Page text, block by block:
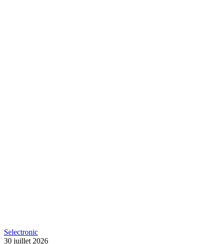
Selectronic
30 juillet 2026